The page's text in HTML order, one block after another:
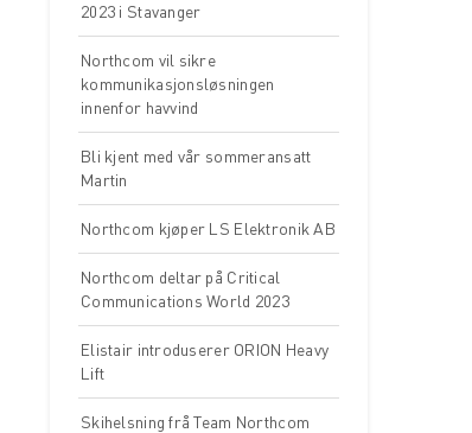
2023 i Stavanger
Northcom vil sikre
kommunikasjonsløsningen
innenfor havvind
Bli kjent med vår sommeransatt
Martin
Northcom kjøper LS Elektronik AB
Northcom deltar på Critical
Communications World 2023
Elistair introduserer ORION Heavy
Lift
Skihelsning frå Team Northcom